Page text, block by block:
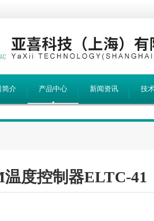
简介 产品中心 新闻资讯 技
度控制器ELTC-41